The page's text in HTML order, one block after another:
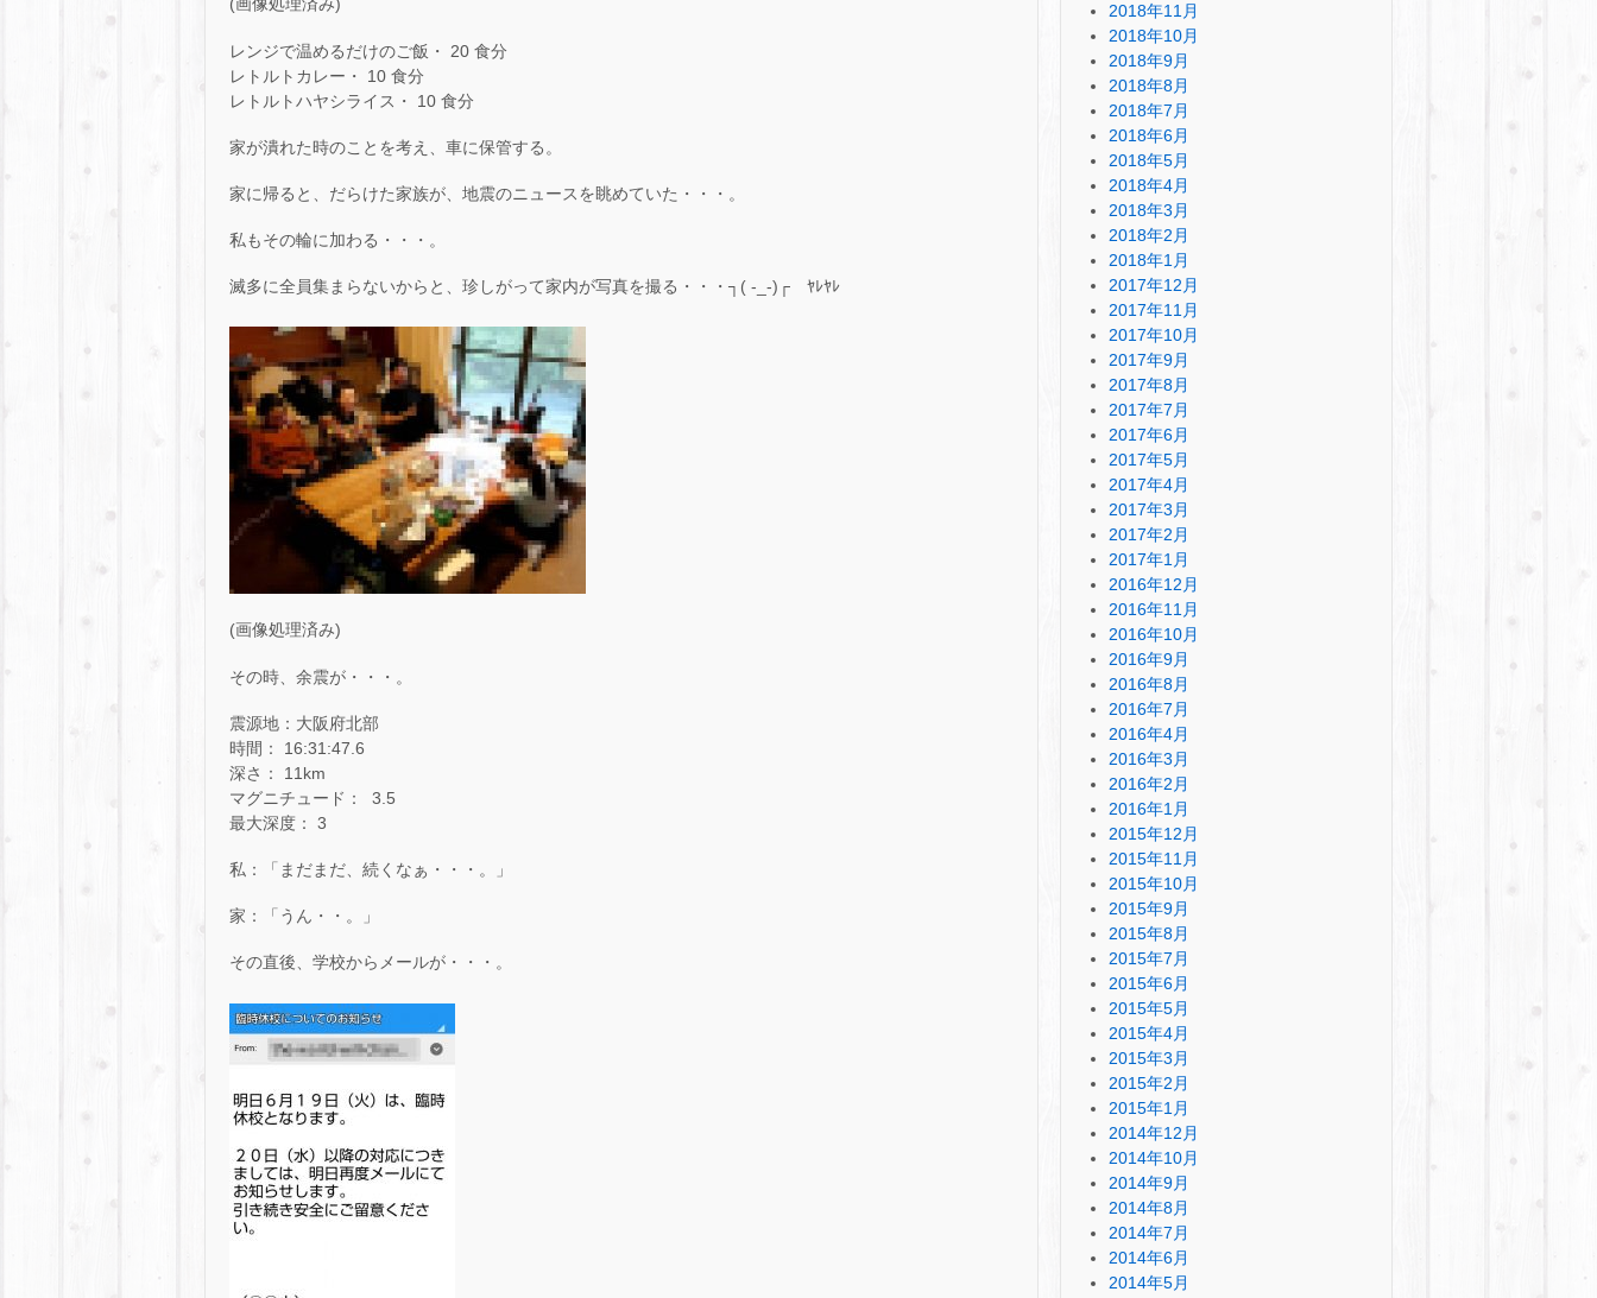
(画像処理済み)
レンジで温めるだけのご飯・ 20 食分
レトルトカレー・ 10 食分
レトルトハヤシライス・ 10 食分
家が潰れた時のことを考え、車に保管する。
家に帰ると、だらけた家族が、地震のニュースを眺めていた・・・。
私もその輪に加わる・・・。
滅多に全員集まらないからと、珍しがって家内が写真を撮る・・・┐( -_-)┌ ﾔﾚﾔﾚ
(画像処理済み)
その時、余震が・・・。
震源地：大阪府北部
時間： 16:31:47.6
深さ： 11km
マグニチュード： 3.5
最大深度： 3
私：「まだまだ、続くなぁ・・・。」
家：「うん・・。」
その直後、学校からメールが・・・。
2018年11月
2018年10月
2018年9月
2018年8月
2018年7月
2018年6月
2018年5月
2018年4月
2018年3月
2018年2月
2018年1月
2017年12月
2017年11月
2017年10月
2017年9月
2017年8月
2017年7月
2017年6月
2017年5月
2017年4月
2017年3月
2017年2月
2017年1月
2016年12月
2016年11月
2016年10月
2016年9月
2016年8月
2016年7月
2016年4月
2016年3月
2016年2月
2016年1月
2015年12月
2015年11月
2015年10月
2015年9月
2015年8月
2015年7月
2015年6月
2015年5月
2015年4月
2015年3月
2015年2月
2015年1月
2014年12月
2014年10月
2014年9月
2014年8月
2014年7月
2014年6月
2014年5月